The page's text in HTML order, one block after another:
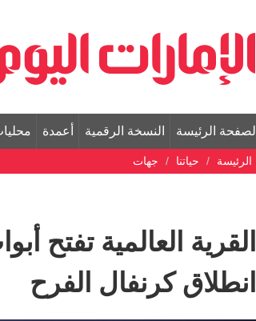
الصفحة الرئيسة النسخة الرقمية أعمدة
الرئيسة حياتنا جهات
انطلاق كرنفال الفرح